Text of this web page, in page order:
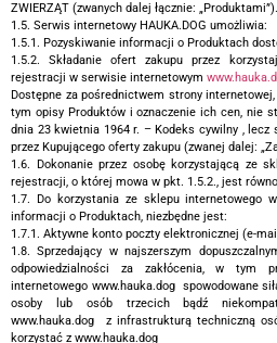
ZWIERZĄT (zwanych dalej łącznie: „Produktami”).
1.5. Serwis internetowy HAUKA.DOG umożliwia:
1.5.1. Pozyskiwanie informacji o Produktach
1.5.2. Składanie ofert zakupu przez
rejestracji w serwisie internetowym
Dostępne za pośrednictwem strony
tym opisy Produktów i oznaczenie ich cen, nie
dnia 23 kwietnia 1964 r. – Kodeks cywilny , lecz
przez Kupującego oferty zakupu (zwanej dalej:
1.6. Dokonanie przez osobę korzystającą ze
rejestracji, o której mowa w pkt. 1.5.2., jest
1.7. Do korzystania ze sklepu internetowego
informacji o Produktach, niezbędne jest:
1.7.1. Aktywne konto poczty elektronicznej (e-
1.8. Sprzedający w najszerszym
odpowiedzialności za zakłócenia, w tym
internetowego www.hauka.dog spowodowane
osoby lub osób trzecich bądź
www.hauka.dog z infrastrukturą techniczną
korzystać z www.hauka.dog